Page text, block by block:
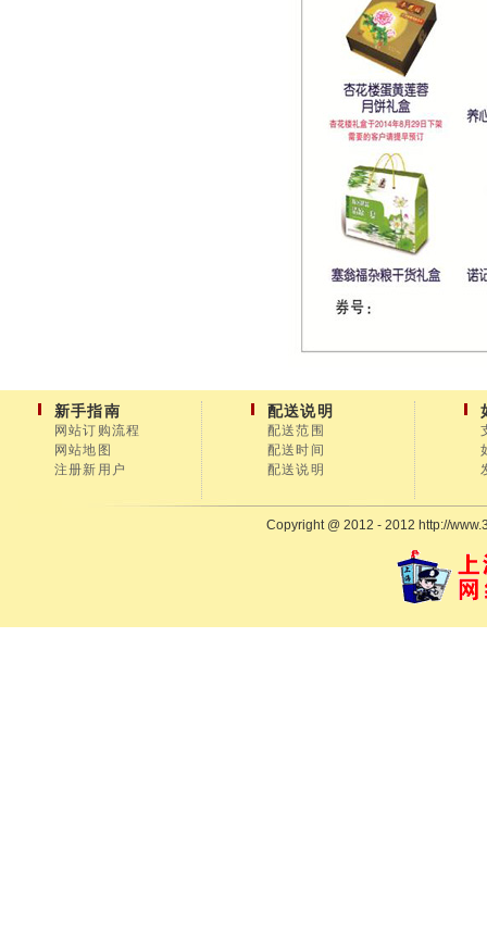
新手指南
网站订购流程
网站地图
注册新用户
配送说明
配送范围
配送时间
配送说明
Copyright @ 2012 - 2012 http://